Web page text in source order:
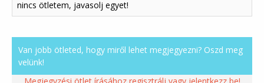
nincs ötletem, javasolj egyet!
Van jobb ötleted, hogy miről lehet megjegyezni? Oszd meg
velünk!